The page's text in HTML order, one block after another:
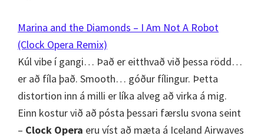
Marina and the Diamonds – I Am Not A Robot
(Clock Opera Remix)
Kúl vibe í gangi… Það er eitthvað við þessa rödd…
er að fíla það. Smooth… góður fílingur. Þetta
distortion inn á milli er líka alveg að virka á mig.
Einn kostur við að pósta þessari færslu svona seint
– Clock Opera eru víst að mæta á Iceland Airwaves